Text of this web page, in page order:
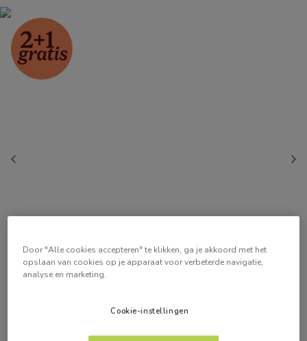
Door "Alle cookies accepteren" te klikken, ga je akkoord met het
opslaan van cookies op je apparaat voor verbeterde navigatie,
analyse en marketing.
Cookie-instellingen